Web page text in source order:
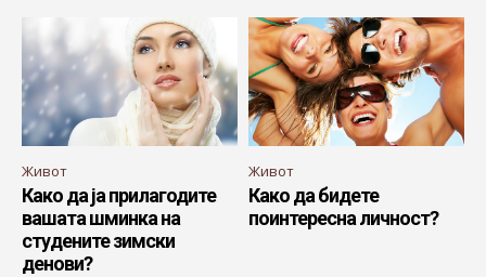
Живот
Како да ја прилагодите
вашата шминка на
студените зимски
денови?
Живот
Како да бидете
поинтересна личност?